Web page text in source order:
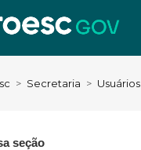
Secretaria Usuários
seção